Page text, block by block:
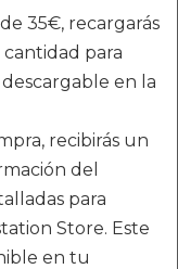
35€, recargarás
para
en la
recibirás un
del
para
Store. Este
en tu